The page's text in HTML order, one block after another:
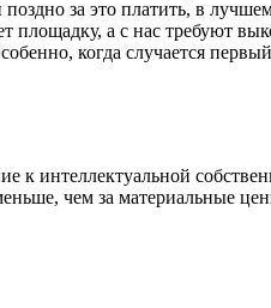
за это платить, в
площадку, а с нас требуют
когда случается
к интеллектуальной
чем за материальные